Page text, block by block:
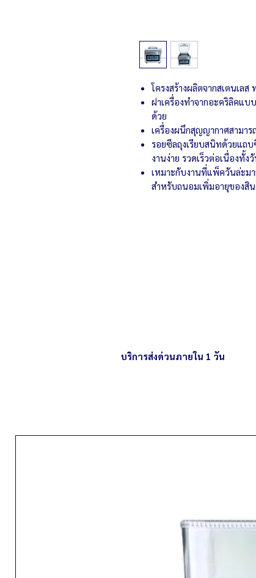
โครงสร้างผลิตจากสเตนเล
ฝาเครื่องทำจากอะคริลิคแบ
ด้วย
เครื่องผนึกสุญญากาศสามา
รอยซีลถุงเรียบสนิทด้วยแถ
งานง่าย รวดเร็วต่อเนื่องทั้ง
เหมาะกับงานที่แพ็ควันล่ะม
สำหรับถนอมเพิ่มอายุของสิ
บริการส่งด่วนภายใน 1 วัน